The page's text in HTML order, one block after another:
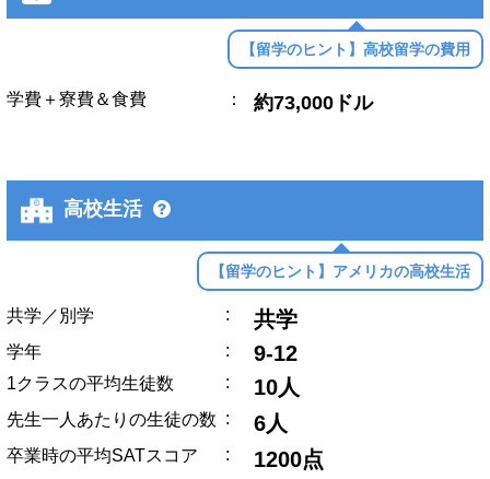
【留学のヒント】高校留学の費用
学費＋寮費＆食費 ： 約73,000ドル
高校生活
【留学のヒント】アメリカの高校生活
共学／別学 : 共学
学年 : 9-12
1クラスの平均生徒数 : 10人
先生一人あたりの生徒の数 : 6人
卒業時の平均SATスコア : 1200点